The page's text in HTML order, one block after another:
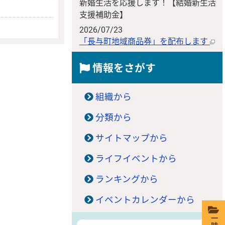
新婚生活を応援します！【結婚新生活
支援補助金】
2026/07/23
「長与町地域商品券」を配布します
情報をさがす
組織から
分類から
サイトマップから
ライフイベントから
ランキングから
イベントカレンダーから